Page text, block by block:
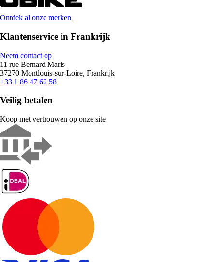
Ontdek al onze merken
Klantenservice in Frankrijk
Neem contact op
11 rue Bernard Maris
37270 Montlouis-sur-Loire, Frankrijk
+33 1 86 47 62 58
Veilig betalen
Koop met vertrouwen op onze site